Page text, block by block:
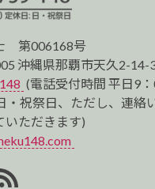
第006168号
沖縄県那覇市天久2-14-3
(電話受付時間 平日9：
・祝祭日、ただし、連絡
いただきます)
RSS2